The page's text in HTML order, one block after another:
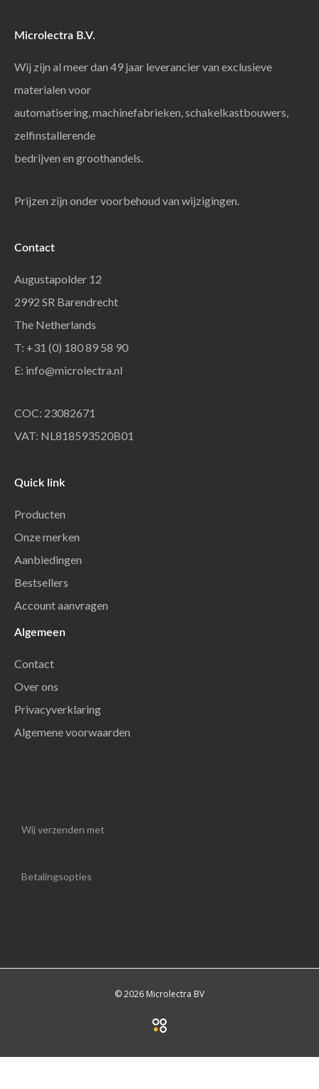
Microlectra B.V.
Wij zijn al meer dan 49 jaar leverancier van exclusieve
materialen voor
automatisering, machinefabrieken, schakelkastbouwers,
zelfinstallerende
bedrijven en groothandels.
Prijzen zijn onder voorbehoud van wijzigingen.
Contact
Augustapolder 12
2992 SR Barendrecht
The Netherlands
T: +31 (0) 180 89 58 90
E: info@microlectra.nl
COC: 23082671
VAT: NL818593520B01
Quick link
Producten
Onze merken
Aanbiedingen
Bestsellers
Account aanvragen
Algemeen
Contact
Over ons
Privacyverklaring
Algemene voorwaarden
Wij verzenden met
Betalingsopties
© 2026 Microlectra BV